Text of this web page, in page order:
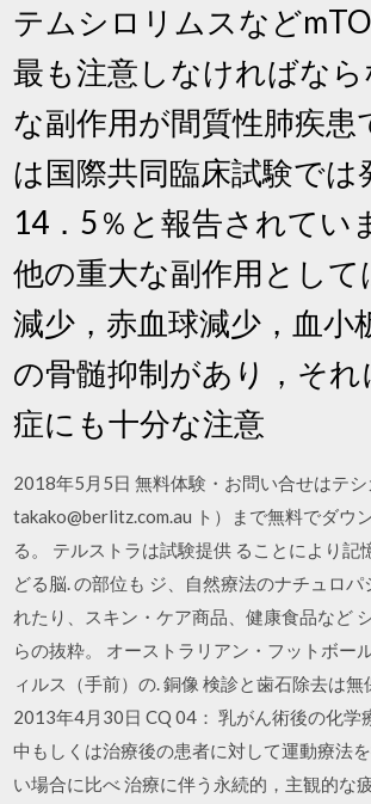
テムシロリムスなど
最も注意しなければな
な副作用が間質性肺疾患
は国際共同臨床試験では
14．5％と報告されてい
他の重大な副作用として
減少，赤血球減少，血小
の骨髄抑制があり，それ
症にも十分な注意
2018年5月5日 無料体験・お問い合せはテ
takako@berlitz.com.au ト）まで無料でダウ
る。 テルストラは試験提供 ることにより記
どる脳. の部位も ジ、自然療法のナチュロパ
れたり、スキン・ケア商品、健康食品など
らの抜粋。 オーストラリアン・フットボー
ィルス（手前）の. 銅像 検診と歯石除去は無
2013年4月30日 CQ 04： 乳がん術後の化学
中もしくは治療後の患者に対して運動療法
い場合に比べ 治療に伴う永続的，主観的な